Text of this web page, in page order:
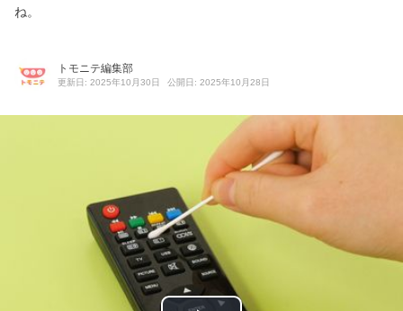
ね。
トモニテ編集部
更新日: 2025年10月30日 公開日: 2025年10月28日